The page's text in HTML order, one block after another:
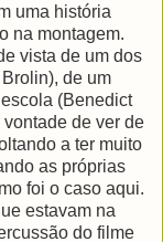
uma história
na montagem.
vista de um dos
de um
(Benedict
de ver de
a ter muito
as próprias
foi o caso aqui.
estavam na
do filme